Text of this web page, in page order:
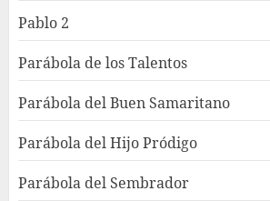
Pablo 2
Parábola de los Talentos
Parábola del Buen Samaritano
Parábola del Hijo Pródigo
Parábola del Sembrador